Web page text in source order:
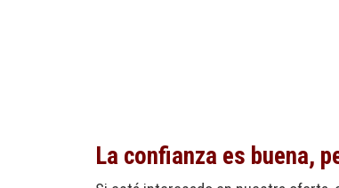
La confianza es buena,